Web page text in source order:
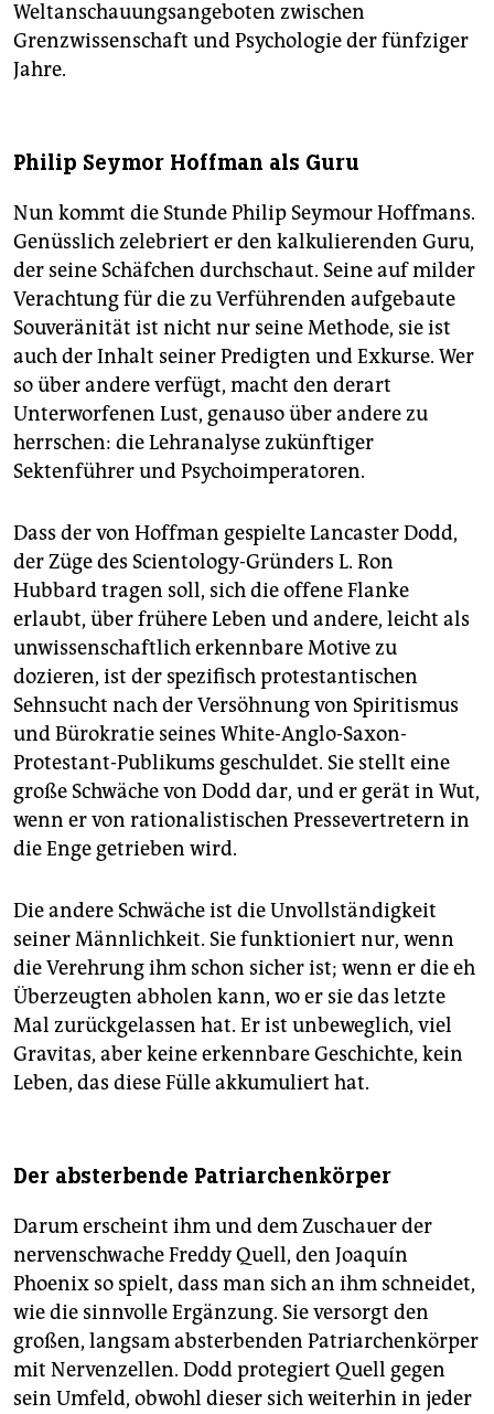
Weltanschauungsangeboten zwischen
Grenzwissenschaft und Psychologie der fünfziger
Jahre.
Philip Seymor Hoffman als Guru
Nun kommt die Stunde Philip Seymour Hoffmans.
Genüsslich zelebriert er den kalkulierenden Guru,
der seine Schäfchen durchschaut. Seine auf milder
Verachtung für die zu Verführenden aufgebaute
Souveränität ist nicht nur seine Methode, sie ist
auch der Inhalt seiner Predigten und Exkurse. Wer
so über andere verfügt, macht den derart
Unterworfenen Lust, genauso über andere zu
herrschen: die Lehranalyse zukünftiger
Sektenführer und Psychoimperatoren.
Dass der von Hoffman gespielte Lancaster Dodd,
der Züge des Scientology-Gründers L. Ron
Hubbard tragen soll, sich die offene Flanke
erlaubt, über frühere Leben und andere, leicht als
unwissenschaftlich erkennbare Motive zu
dozieren, ist der spezifisch protestantischen
Sehnsucht nach der Versöhnung von Spiritismus
und Bürokratie seines White-Anglo-Saxon-
Protestant-Publikums geschuldet. Sie stellt eine
große Schwäche von Dodd dar, und er gerät in Wut,
wenn er von rationalistischen Pressevertretern in
die Enge getrieben wird.
Die andere Schwäche ist die Unvollständigkeit
seiner Männlichkeit. Sie funktioniert nur, wenn
die Verehrung ihm schon sicher ist; wenn er die eh
Überzeugten abholen kann, wo er sie das letzte
Mal zurückgelassen hat. Er ist unbeweglich, viel
Gravitas, aber keine erkennbare Geschichte, kein
Leben, das diese Fülle akkumuliert hat.
Der absterbende Patriarchenkörper
Darum erscheint ihm und dem Zuschauer der
nervenschwache Freddy Quell, den Joaquín
Phoenix so spielt, dass man sich an ihm schneidet,
wie die sinnvolle Ergänzung. Sie versorgt den
großen, langsam absterbenden Patriarchenkörper
mit Nervenzellen. Dodd protegiert Quell gegen
sein Umfeld, obwohl dieser sich weiterhin in jeder